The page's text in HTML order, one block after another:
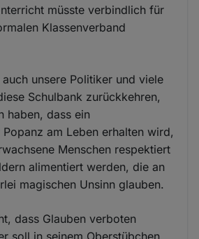
müsste verbindlich für
Klassenverband
unsere Politiker und viele
Schulbank zurückkehren,
haben, dass ein
am Leben erhalten wird,
Menschen respektiert
alimentiert werden, die an
magischen Unsinn glauben.
dass Glauben verboten
soll in seinem Oberstübchen